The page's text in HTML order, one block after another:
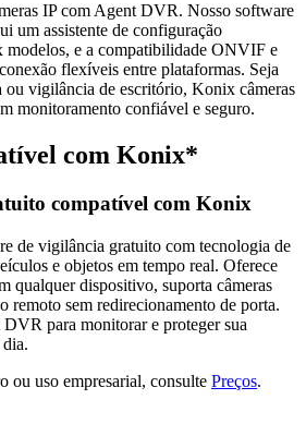
IP com Agent DVR. Nosso software
um assistente de configuração
modelos, e a compatibilidade ONVIF e
flexíveis entre plataformas. Seja
ou vigilância de escritório, Konix câmeras
monitoramento confiável e seguro.
com Konix*
compatível com Konix
de vigilância gratuito com tecnologia de
e objetos em tempo real. Oferece
qualquer dispositivo, suporta câmeras
remoto sem redirecionamento de porta.
para monitorar e proteger sua
ou uso empresarial, consulte Preços.